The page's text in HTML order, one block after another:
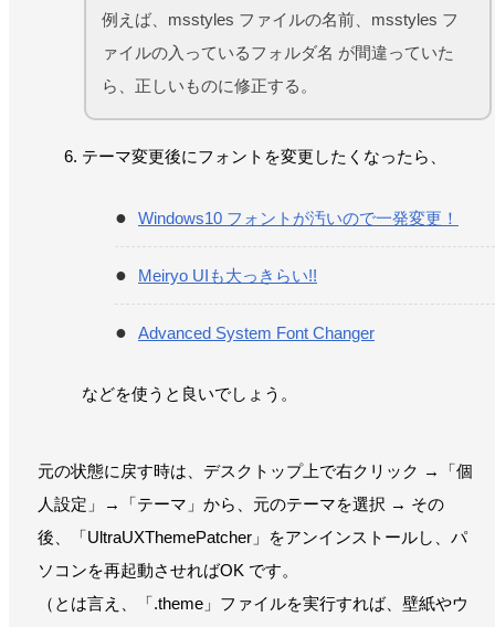
例えば、msstyles ファイルの名前、msstyles フ
ァイルの入っているフォルダ名 が間違っていた
ら、正しいものに修正する。
テーマ変更後にフォントを変更したくなったら、
Windows10 フォントが汚いので一発変更！
Meiryo UIも大っきらい!!
Advanced System Font Changer
などを使うと良いでしょう。
元の状態に戻す時は、デスクトップ上で右クリック →「個
人設定」→「テーマ」から、元のテーマを選択 → その
後、「UltraUXThemePatcher」をアンインストールし、パ
ソコンを再起動させればOK です。
（とは言え、「.theme」ファイルを実行すれば、壁紙やウ